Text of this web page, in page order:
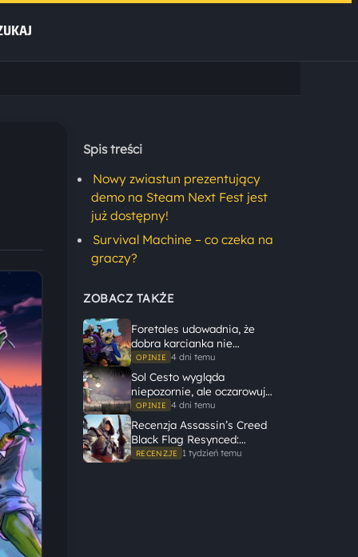
Spis treści
Nowy zwiastun prezentujący
demo na Steam Next Fest jest
już dostępny!
Survival Machine – co czeka na
graczy?
ZOBACZ TAKŻE
Foretales udowadnia, że
dobra karcianka nie
potrzebuje wielkiego
świata, żeby opowiedzieć
dużą historię
OPINIE 4 dni temu
Sol Cesto wygląda
niepozornie, ale oczarowuje
gameplayem
OPINIE 4 dni temu
Recenzja Assassin’s Creed
Black Flag Resynced:
Ubisoft tego nie zepsuł
RECENZJE 1 tydzień temu